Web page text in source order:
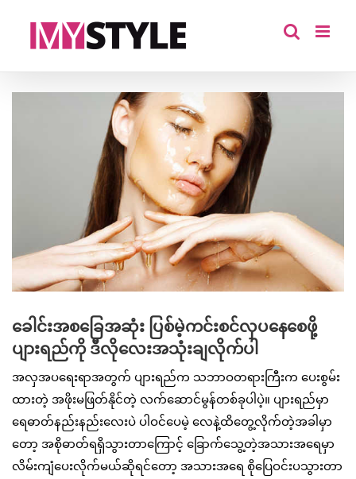
ခေါင်းအစခြေအဆုံး ပြစ်မဲ့ကင်းစင်လှပနေစေဖို့
ပျားရည်ကို ဒီလိုလေးအသုံးချလိုက်ပါ
အလှအပရေးရာအတွက် ပျားရည်က သဘာဝတရားကြီးက ပေးစွမ်း
ထားတဲ့ အဖိုးမဖြတ်နိုင်တဲ့ လက်ဆောင်မွန်တစ်ခုပါပဲ့။ ပျားရည်မှာ
ရေဓာတ်နည်းနည်းလေးပဲ ပါဝင်ပေမဲ့ လေနဲ့ထိတွေ့လိုက်တဲ့အခါမှာ
တော့ အစိုဓာတ်ရရှိသွားတာကြောင့် ခြောက်သွေ့တဲ့အသားအရေမှာ
လိမ်းကျံပေးလိုက်မယ်ဆိုရင်တော့ အသားအရေ စိုပြေဝင်းပသွားတာ